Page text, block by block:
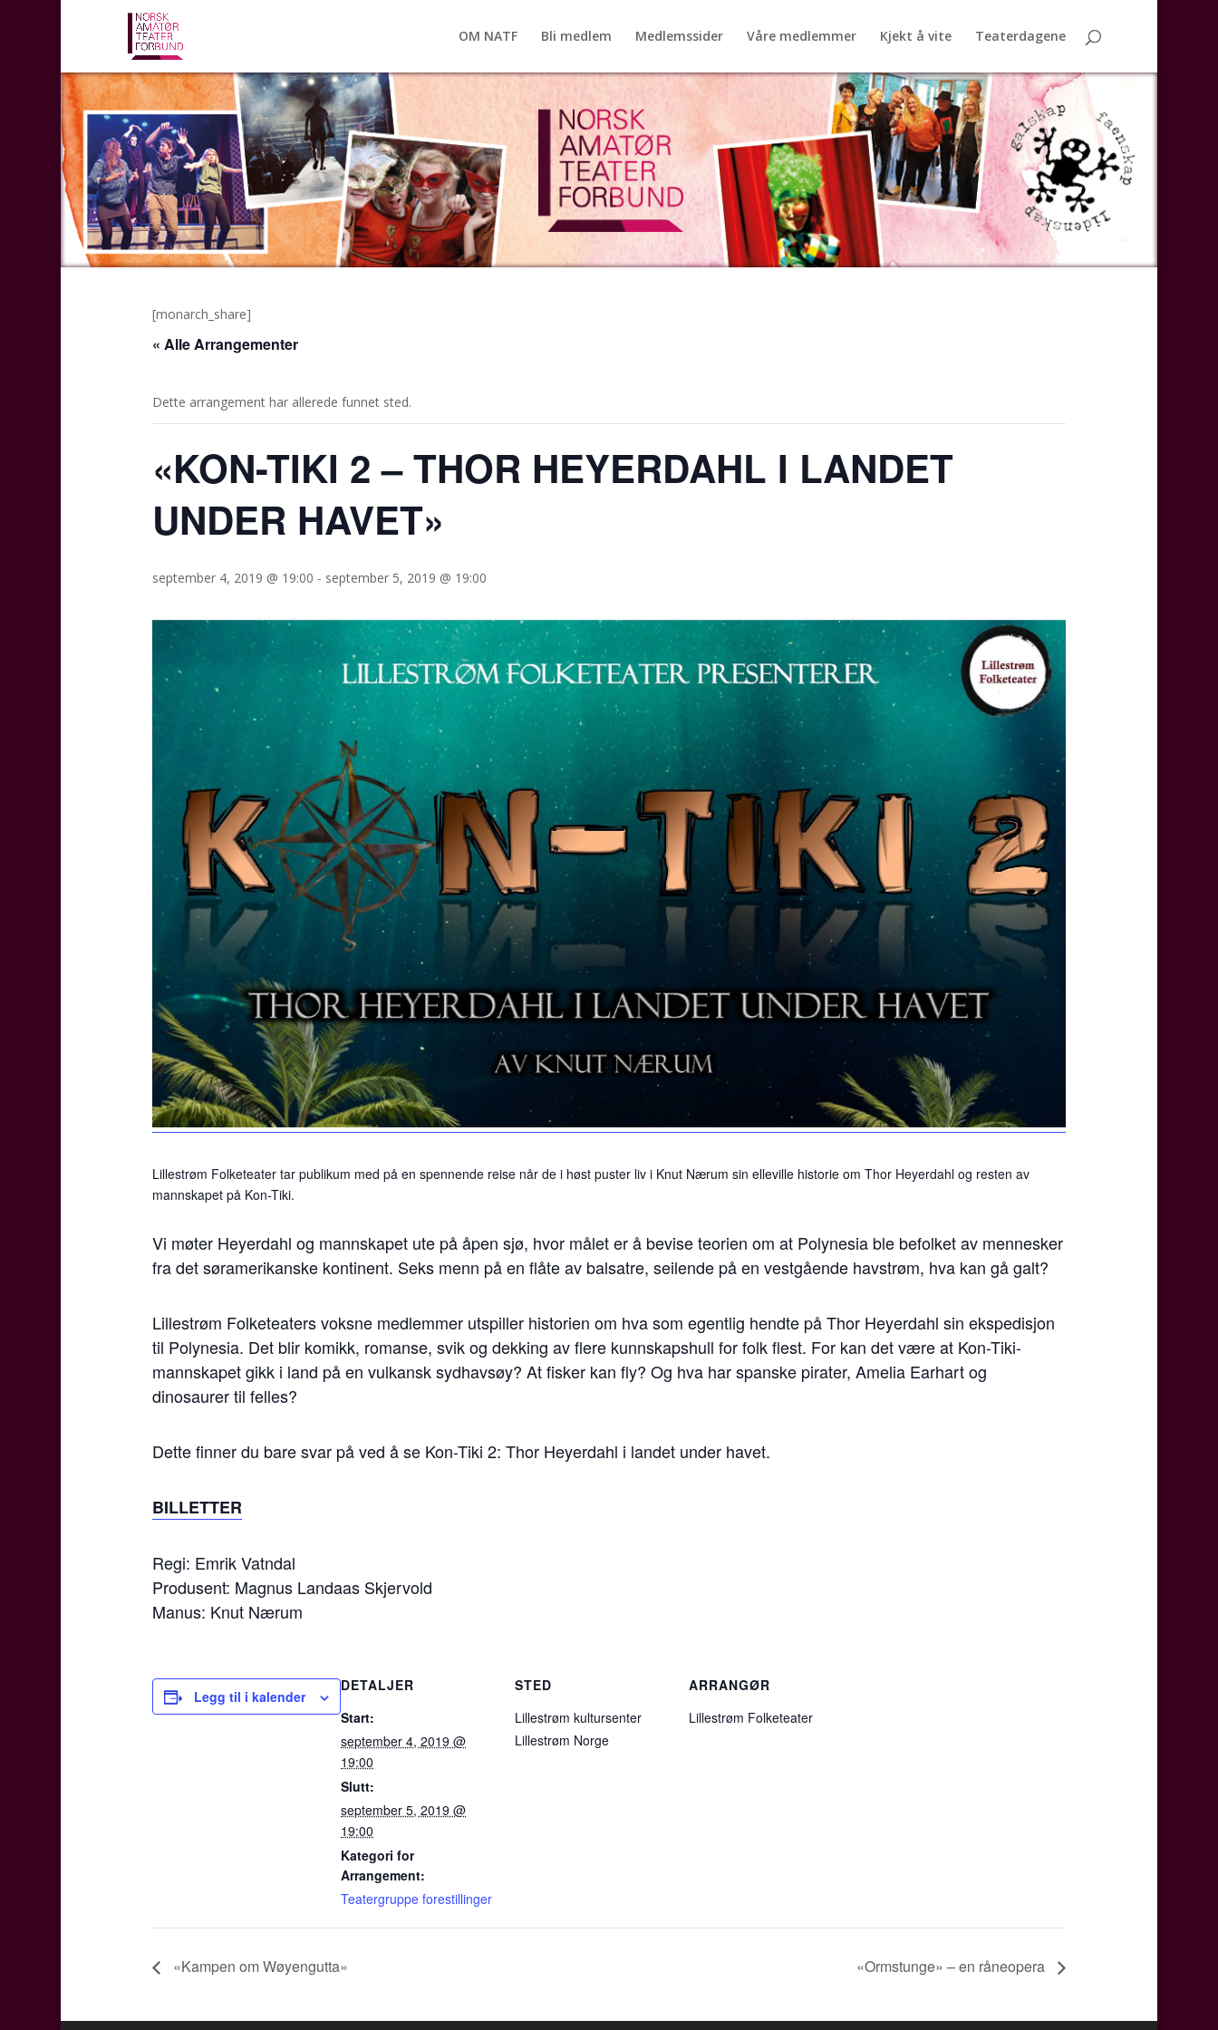
OM NATF Bli medlem Medlemssider Våre medlemmer Kjekt å vite Teaterdagene
[monarch_share]
« Alle Arrangementer
Dette arrangement har allerede funnet sted.
«KON-TIKI 2 – THOR HEYERDAHL I LANDET
UNDER HAVET»
september 4, 2019 @ 19:00 - september 5, 2019 @ 19:00
Lillestrøm Folketeater tar publikum med på en spennende reise når de i høst puster liv i Knut Nærum sin elleville historie om Thor Heyerdahl og resten av
mannskapet på Kon-Tiki.
Vi møter Heyerdahl og mannskapet ute på åpen sjø, hvor målet er å bevise teorien om at Polynesia ble befolket av mennesker
fra det søramerikanske kontinent. Seks menn på en flåte av balsatre, seilende på en vestgående havstrøm, hva kan gå galt?
Lillestrøm Folketeaters voksne medlemmer utspiller historien om hva som egentlig hendte på Thor Heyerdahl sin ekspedisjon
til Polynesia. Det blir komikk, romanse, svik og dekking av flere kunnskapshull for folk flest. For kan det være at Kon-Tiki-
mannskapet gikk i land på en vulkansk sydhavsøy? At fisker kan fly? Og hva har spanske pirater, Amelia Earhart og
dinosaurer til felles?
Dette finner du bare svar på ved å se Kon-Tiki 2: Thor Heyerdahl i landet under havet.
BILLETTER
Regi: Emrik Vatndal
Produsent: Magnus Landaas Skjervold
Manus: Knut Nærum
Legg til i kalender
DETALJER
Start:
september 4, 2019 @
19:00
Slutt:
september 5, 2019 @
19:00
Kategori for
Arrangement:
Teatergruppe forestillinger
STED
Lillestrøm kultursenter
Lillestrøm Norge
ARRANGØR
Lillestrøm Folketeater
«Kampen om Wøyengutta» «Ormstunge» – en råneopera